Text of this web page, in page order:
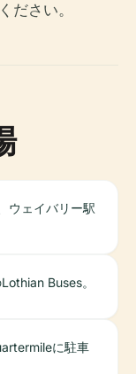
ださい。
ウェイバリー駅
Buses。
に駐車